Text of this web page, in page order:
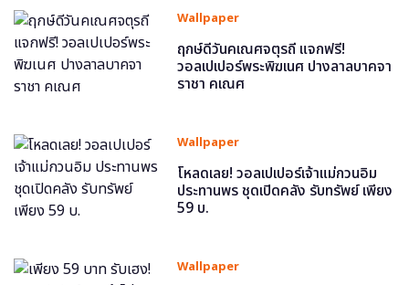
Wallpaper
ฤกษ์ดีวันคเณศจตุรถี แจกฟรี!
วอลเปเปอร์พระพิฆเนศ ปางลาลบาคจา
ราชา คเณศ
Wallpaper
โหลดเลย! วอลเปเปอร์เจ้าแม่กวนอิม
ประทานพร ชุดเปิดคลัง รับทรัพย์ เพียง
59 บ.
Wallpaper